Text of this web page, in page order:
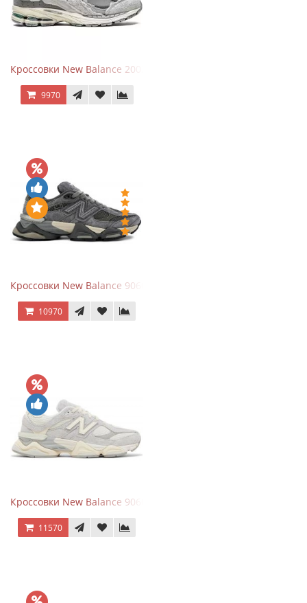
Кроссовки New Balance 2002R Protection Pack Grey
9970
Кроссовки New Balance 9060 x Joe Freshgoods Dark Grey
10970
Кроссовки New Balance 9060 Quartz Grey
11570